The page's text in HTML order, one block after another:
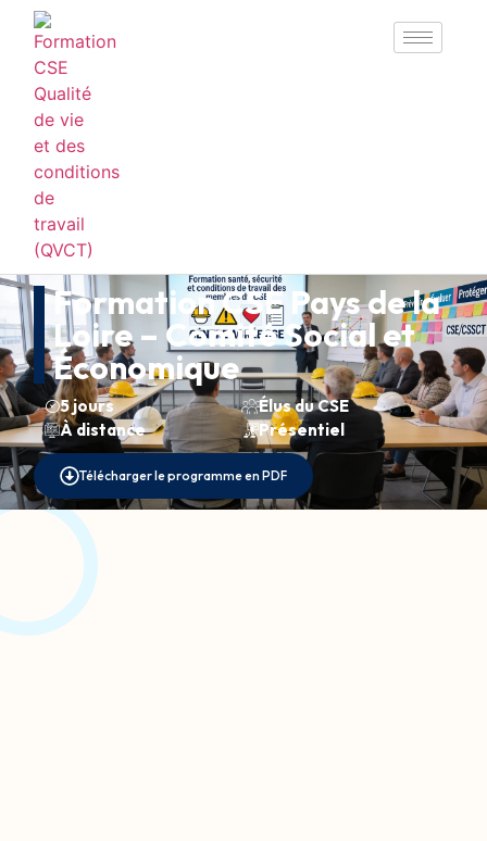
Formation CSE Pays de la
Loire – Comité Social et
Économique
5 jours
Élus du CSE
À distance
Présentiel
Télécharger le programme en PDF